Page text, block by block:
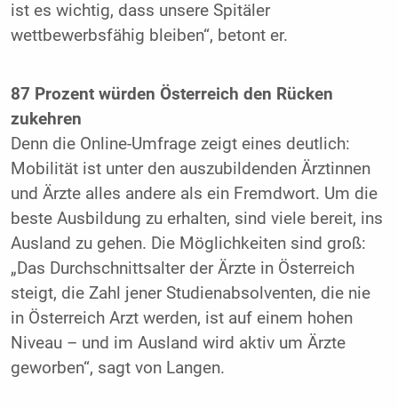
ist es wichtig, dass unsere Spitäler
wettbewerbsfähig bleiben“, betont er.
87 Prozent würden Österreich den Rücken
zukehren
Denn die Online-Umfrage zeigt eines deutlich:
Mobilität ist unter den auszubildenden Ärztinnen
und Ärzte alles andere als ein Fremdwort. Um die
beste Ausbildung zu erhalten, sind viele bereit, ins
Ausland zu gehen. Die Möglichkeiten sind groß:
„Das Durchschnittsalter der Ärzte in Österreich
steigt, die Zahl jener Studienabsolventen, die nie
in Österreich Arzt werden, ist auf einem hohen
Niveau – und im Ausland wird aktiv um Ärzte
geworben“, sagt von Langen.